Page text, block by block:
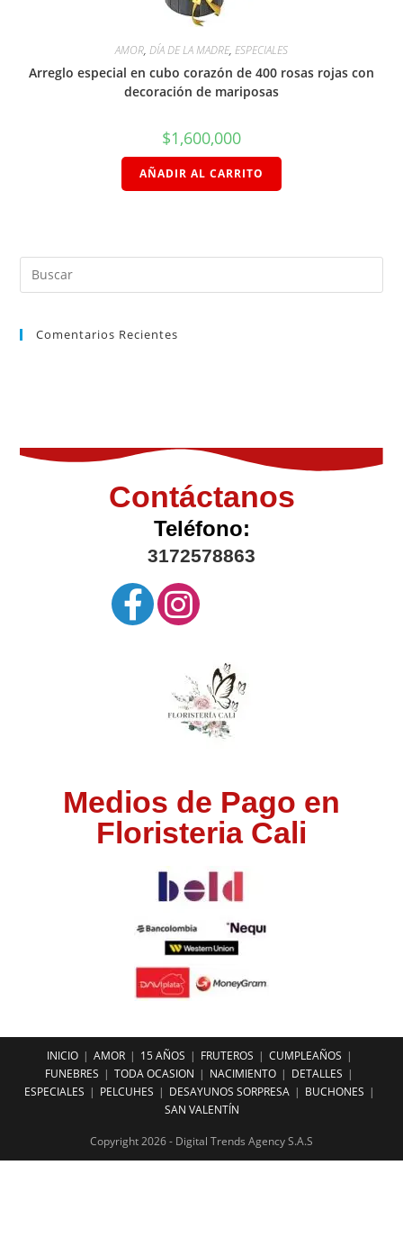
AMOR, DÍA DE LA MADRE, ESPECIALES
Arreglo especial en cubo corazón de 400 rosas rojas con
decoración de mariposas
$1,600,000
AÑADIR AL CARRITO
Comentarios Recientes
Contáctanos
Teléfono:
3172578863
Medios de Pago en
Floristeria Cali
INICIO AMOR 15 AÑOS FRUTEROS
CUMPLEAÑOS
FUNEBRES
TODA OCASION NACIMIENTO
DETALLES
ESPECIALES
PELCUHES DESAYUNOS SORPRESA
BUCHONES
SAN VALENTÍN
Copyright 2026 - Digital Trends Agency S.A.S